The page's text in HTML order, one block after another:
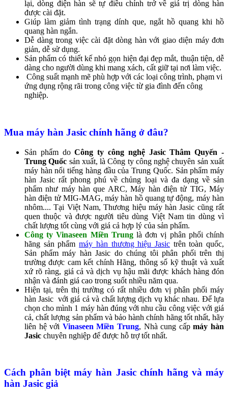
lại, dòng điện hàn sẽ tự điều chỉnh trở về giá trị dòng hàn
được cài đặt.
Giúp làm giảm tình trạng dính que, ngắt hồ quang khi hồ
quang hàn ngắn.
Dễ dàng trong việc cài đặt dòng hàn với giao diện máy đơn
giản, dễ sử dụng.
Sản phẩm có thiết kế nhỏ gọn hiện đại đẹp mắt, thuận tiện, dễ
dàng cho người dùng khi mang xách, cất giữ tại nơi làm việc.
Công suất mạnh mẽ phù hợp với các loại công trình, phạm vi
ứng dụng rộng rãi trong công việc từ gia đình đến công
nghiệp.
Mua máy hàn Jasic chính hãng ở đâu?
Sản phẩm doCông ty công nghệ Jasic Thâm Quyến -
Trung Quốc sản xuất, là Công ty công nghệ chuyên sản xuất
máy hàn nổi tiếng hàng đầu của Trung Quốc. Sản phẩm máy
hàn Jasic rất phong phú về chủng loại và đa dạng về sản
phẩm như máy hàn que ARC, Máy hàn điện tử TIG, Máy
hàn điện tử MIG-MAG, máy hàn hồ quang tự động, máy hàn
nhôm.... Tại Việt Nam, Thương hiệu máy hàn Jasic cũng rất
quen thuộc và được người tiêu dùng Việt Nam tin dùng vì
chất lượng tốt cùng với giá cả hợp lý của sản phẩm.
Công ty Vinaseen Miền Trunglà đơn vị phân phối chính
hãng sản phẩmmáy hàn thương hiệu Jasictrên toàn quốc,
Sản phẩm máy hàn Jasic do chúng tôi phân phối trên thị
trường được cam kết chính Hãng, thông số kỹ thuật và xuất
xứ rõ ràng, giá cả và dịch vụ hậu mãi được khách hàng đón
nhận và đánh giá cao trong suốt nhiều năm qua.
Hiện tại, trên thị trường có rất nhiều đơn vị phân phối máy
hàn Jasic với giá cả và chất lượng dịch vụ khác nhau. Để lựa
chọn cho mình 1 máy hàn đúng với nhu cầu công việc với giá
cả, chất lượng sản phẩm và bảo hành chính hãng tốt nhất, hãy
liên hệ với Vinaseen Miền Trung, Nhà cung cấpmáy hàn
Jasic chuyên nghiệp để được hỗ trợ tốt nhất.
Cách phân biệt máy hàn Jasic chính hãng và máy
hàn Jasic giả